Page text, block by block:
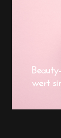
wert